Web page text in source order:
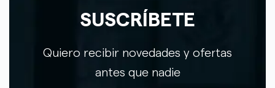
SUSCRÍBETE
Quiero recibir novedades y ofertas
antes que nadie